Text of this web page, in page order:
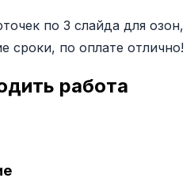
по 3 слайда для озон,
сроки, по оплате отлично!
работа